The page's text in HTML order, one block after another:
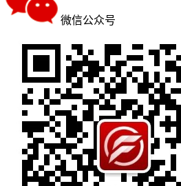
微信公众号